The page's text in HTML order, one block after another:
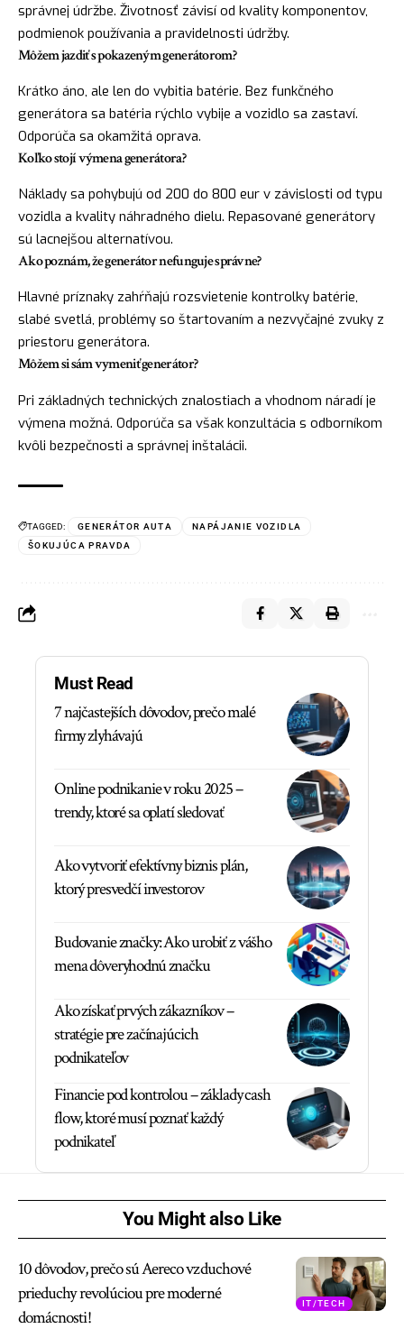
správnej údržbe. Životnosť závisí od kvality komponentov,
podmienok používania a pravidelnosti údržby.
Môžem jazdiť s pokazeným generátorom?
Krátko áno, ale len do vybitia batérie. Bez funkčného
generátora sa batéria rýchlo vybije a vozidlo sa zastaví.
Odporúča sa okamžitá oprava.
Koľko stojí výmena generátora?
Náklady sa pohybujú od 200 do 800 eur v závislosti od typu
vozidla a kvality náhradného dielu. Repasované generátory
sú lacnejšou alternatívou.
Ako poznám, že generátor nefunguje správne?
Hlavné príznaky zahŕňajú rozsvietenie kontrolky batérie,
slabé svetlá, problémy so štartovaním a nezvyčajné zvuky z
priestoru generátora.
Môžem si sám vymeniť generátor?
Pri základných technických znalostiach a vhodnom náradí je
výmena možná. Odporúča sa však konzultácia s odborníkom
kvôli bezpečnosti a správnej inštalácii.
TAGGED: GENERÁTOR AUTA
NAPÁJANIE VOZIDLA
ŠOKUJÚCA PRAVDA
Must Read
7 najčastejších dôvodov, prečo malé
firmy zlyhávajú
Online podnikanie v roku 2025 –
trendy, ktoré sa oplatí sledovať
Ako vytvoriť efektívny biznis plán,
ktorý presvedčí investorov
Budovanie značky: Ako urobiť z vášho
mena dôveryhodnú značku
Ako získať prvých zákazníkov –
stratégie pre začínajúcich
podnikateľov
Financie pod kontrolou – základy cash
flow, ktoré musí poznať každý
podnikateľ
You Might also Like
IT/TECH
10 dôvodov, prečo sú Aereco vzduchové
prieduchy revolúciou pre moderné
domácnosti!